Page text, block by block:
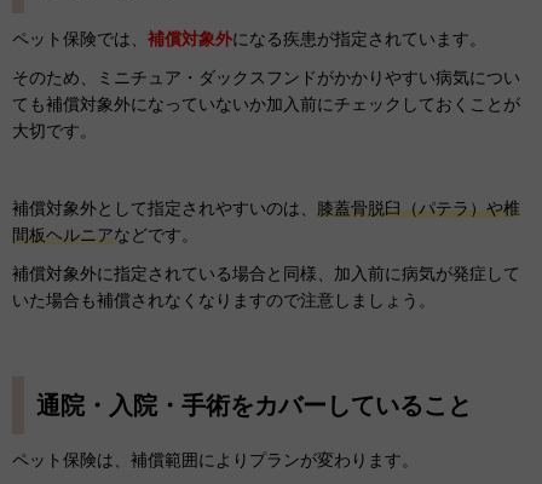
ペット保険では、 補償対象外になる疾患が指定されています。
そのため、ミニチュア・ダックスフンドがかかりやすい病気につい
ても補償対象外になっていないか加入前にチェックしておくことが
大切です。
補償対象外として指定されやすいのは、 膝蓋骨脱臼（パテラ）や椎
間板ヘルニアなどです。
補償対象外に指定されている場合と同様、加入前に病気が発症して
いた場合も補償されなくなりますので注意しましょう。
通院・入院・手術をカバーしていること
ペット保険は、補償範囲によりプランが変わります。